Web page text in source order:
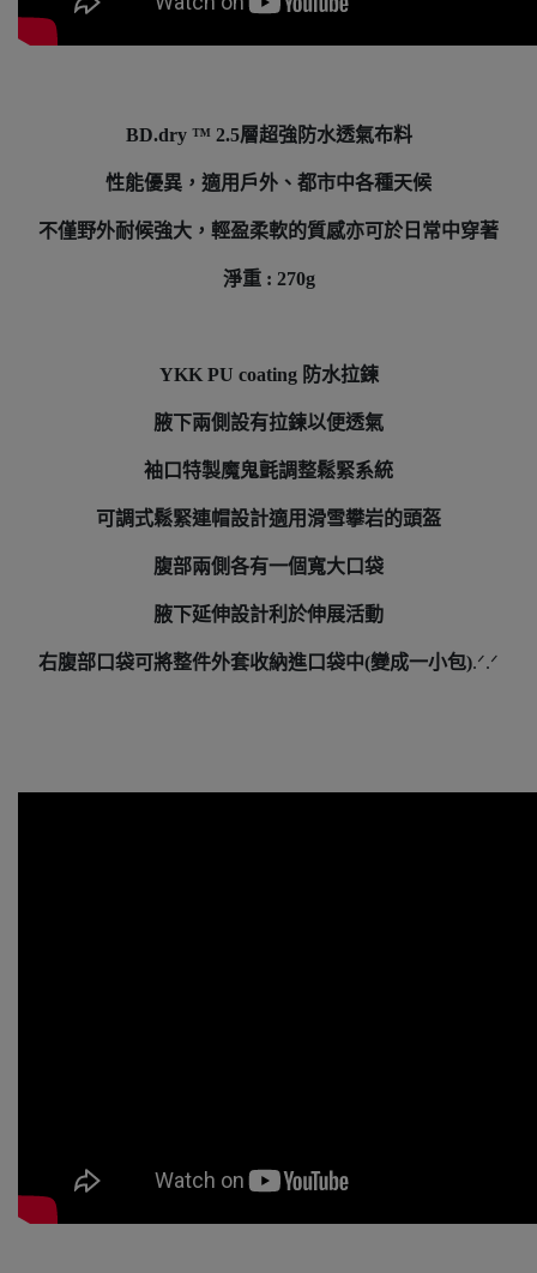
BD.dry ™ 2.5層超強防水透氣布料
性能優異，適用戶外、都市中各種天候
不僅野外耐候強大，輕盈柔軟的質感亦可於日常中穿著
淨重 : 270g
YKK PU coating 防水拉鍊
腋下兩側設有拉鍊以便透氣
袖口特製魔鬼氈調整鬆緊系統
可調式鬆緊連帽設計適用滑雪攀岩的頭盔
腹部兩側各有一個寬大口袋
腋下延伸設計利於伸展活動
右腹部口袋可將整件外套收納進口袋中(變成一小包).ᐟ.ᐟ